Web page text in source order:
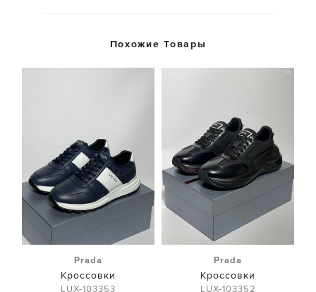
Похожие Товары
Prada
Кроссовки
LUX-103353
Prada
Кроссовки
LUX-103352